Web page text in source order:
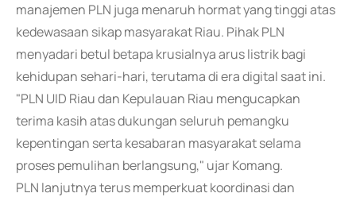
manajemen PLN juga menaruh hormat yang tinggi atas
kedewasaan sikap masyarakat Riau. Pihak PLN
menyadari betul betapa krusialnya arus listrik bagi
kehidupan sehari-hari, terutama di era digital saat ini.
"PLN UID Riau dan Kepulauan Riau mengucapkan
terima kasih atas dukungan seluruh pemangku
kepentingan serta kesabaran masyarakat selama
proses pemulihan berlangsung," ujar Komang.
PLN lanjutnya terus memperkuat koordinasi dan